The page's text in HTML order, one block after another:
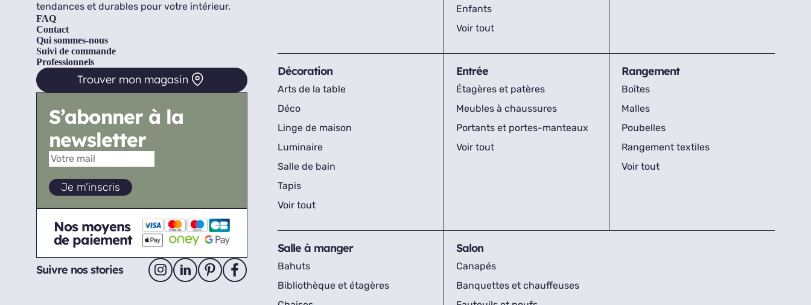
tendances et durables pour votre intérieur.
FAQ
Contact
Qui sommes-nous
Suivi de commande
Professionnels
Trouver mon magasin
S’abonner à la
newsletter
Nos moyens
de paiement
Suivre nos stories
Enfants
Voir tout
Décoration
Arts de la table
Déco
Linge de maison
Luminaire
Salle de bain
Tapis
Voir tout
Entrée
Étagères et patères
Meubles à chaussures
Portants et portes-manteaux
Voir tout
Rangement
Boîtes
Malles
Poubelles
Rangement textiles
Voir tout
Salle à manger
Bahuts
Bibliothèque et étagères
Salon
Canapés
Banquettes et chauffeuses